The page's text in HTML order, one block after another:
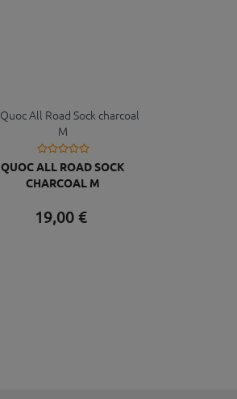
QUOC ALL ROAD SOCK
CHARCOAL M
19,00€